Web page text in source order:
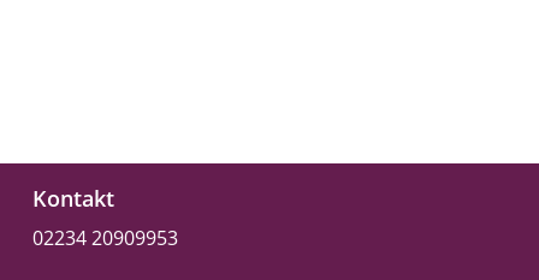
Kontakt
02234 20909953